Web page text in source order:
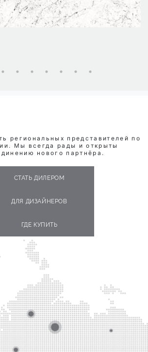
региональных представителей по
Мы всегда рады и открыты
нового партнёра.
СТАТЬ ДИЛЕРОМ
ДЛЯ ДИЗАЙНЕРОВ
ГДЕ КУПИТЬ